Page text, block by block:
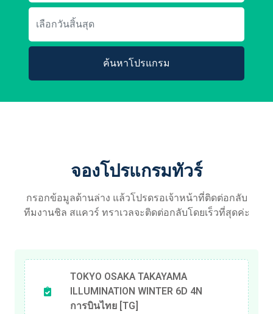
ค้นหาโปรแกรม
จองโปรแกรมทัวร์
กรอกข้อมูลด้านล่าง แล้วโปรดรอเจ้าหน้าที่ติดต่อกลับ
ทีมงานชิล สแควร์ ทราเวลจะติดต่อกลับโดยเร็วที่สุดค่ะ
TOKYO OSAKA TAKAYAMA
ILLUMINATION WINTER 6D 4N
การบินไทย [TG]